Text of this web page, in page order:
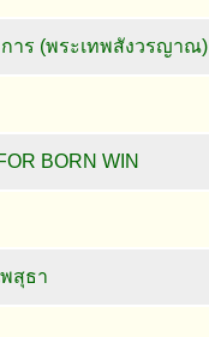
าร (พระเทพสังวรญาณ)
BORN WIN
สุธา